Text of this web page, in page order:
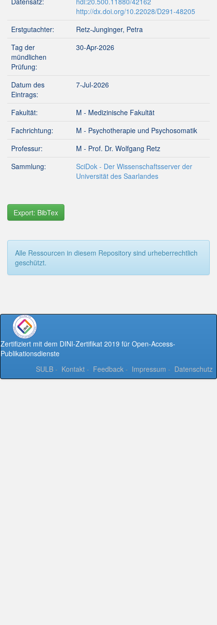
http://dx.doi.org/10.22028/D291-48205
Erstgutachter:
Retz-Junginger, Petra
Tag der
mündlichen
Prüfung:
30-Apr-2026
Datum des
Eintrags:
7-Jul-2026
Fakultät:
M - Medizinische Fakultät
Fachrichtung:
M - Psychotherapie und Psychosomatik
Professur:
M - Prof. Dr. Wolfgang Retz
Sammlung:
SciDok - Der Wissenschaftsserver der
Universität des Saarlandes
Export: BibTex
Alle Ressourcen in diesem Repository sind urheberrechtlich
geschützt.
Zertifiziert mit dem DINI-Zertifikat 2019 für Open-Access-
Publikationsdienste
SULB - Kontakt - Feedback - Impressum - Datenschutz